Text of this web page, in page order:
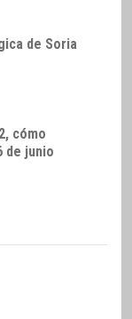
de Soria
cómo
de junio